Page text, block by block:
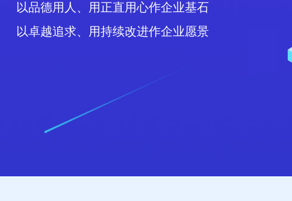
以品德用人、用正直用心作企业基石
以卓越追求、用持续改进作企业愿景